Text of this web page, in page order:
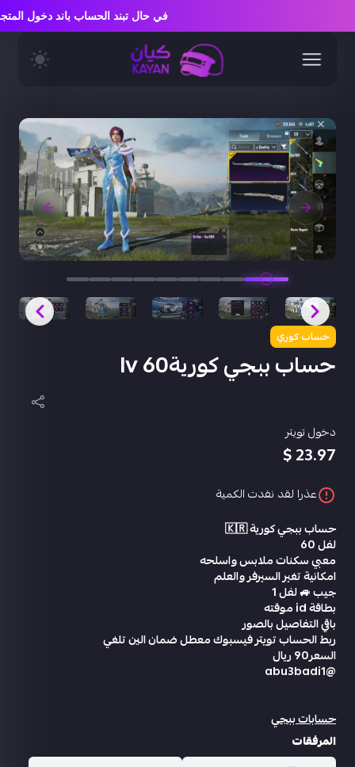
حساب كوري
حساب ببجي كورية60 lv
دخول تويتر
23.97 $
عذرا لقد نفدت الكمية
حساب ببجي كورية 🇰🇷
لفل 60
معبي سكنات ملابس واسلحه
امكانية تغير السيرفر والعلم
جيب 🚙 لفل 1
بطاقة id موقته
باقي التفاصيل بالصور
ربط الحساب تويتر فيسبوك معطل ضمان الين تلغي
السعر90 ريال
@abu3badi1
حسابات ببجي
المرفقات
في حال تبند الحساب باند دخول